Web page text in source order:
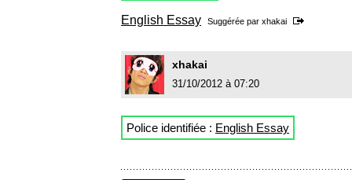
English Essay Suggérée par xhakai
xhakai
31/10/2012 à 07:20
Police identifiée : English Essay